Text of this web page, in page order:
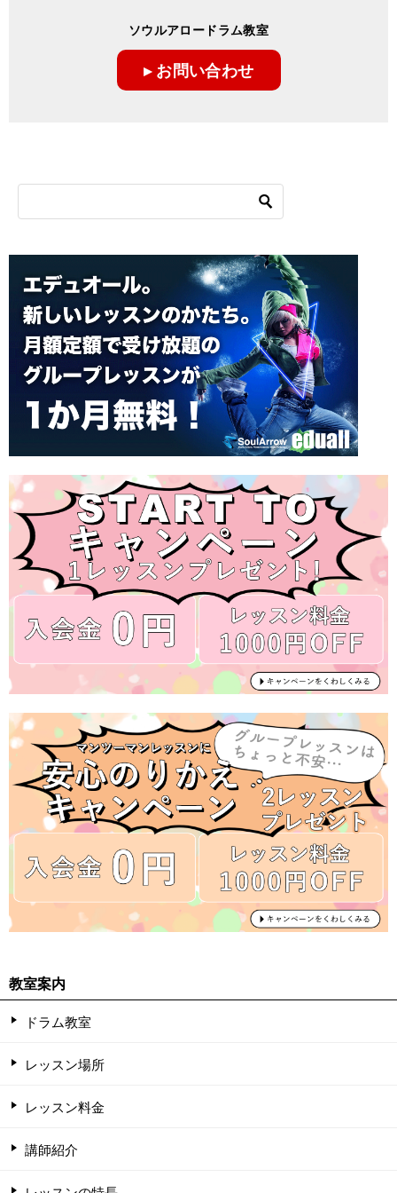
ソウルアロードラム教室
▸ お問い合わせ
教室案内
ドラム教室
レッスン場所
レッスン料金
講師紹介